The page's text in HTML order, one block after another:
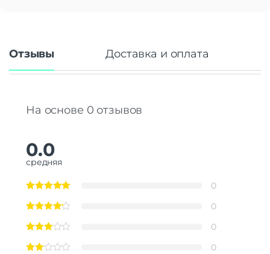
Отзывы Доставка и оплата
На основе 0 отзывов
0.0
средняя
0
0
0
0